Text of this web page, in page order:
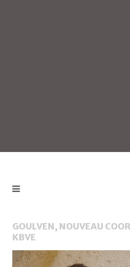
GOULVEN, NOUVEAU
KBVE